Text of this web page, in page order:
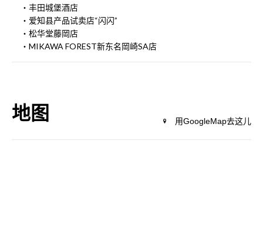
・丰田城堡酒店
・爱知县产品试卖店“闪闪”
・松华堂藤岡店
・MIKAWA FOREST新东名岡崎SA店
地图 用GoogleMap去这儿